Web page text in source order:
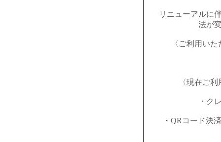
リニューアルに
法が
〈ご利用い
〈現在ご
・ク
・QRコード決